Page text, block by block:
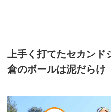
上手く打てたセカンド
倉のボールは泥だらけ